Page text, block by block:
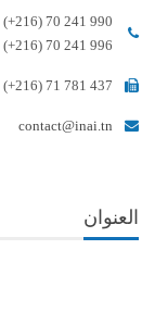
(+216) 70 241 990
(+216) 70 241 996
(+216) 71 781 437
contact@inai.tn
العنوان